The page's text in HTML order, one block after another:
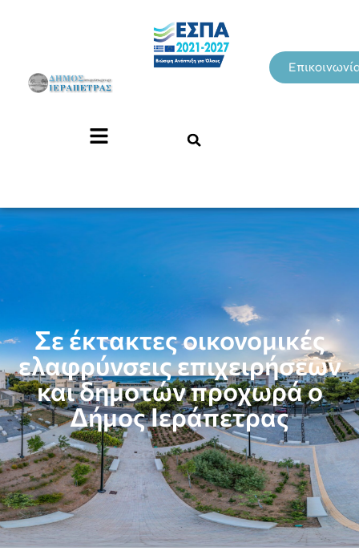
Σε έκτακτες οικονομικές
ελαφρύνσεις επιχειρήσεων
και δημοτών προχωρά ο
Δήμος Ιεράπετρας